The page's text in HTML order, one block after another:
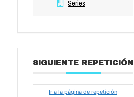
Series
SIGUIENTE REPETICIÓN
Ir a la página de repetición